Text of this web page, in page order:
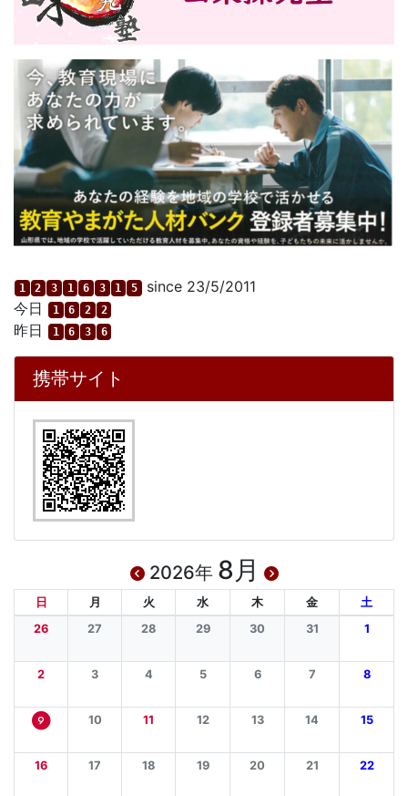
1 2 3 1 6 3 1 5 since 23/5/2011
今日
1 6 2 2
昨日 1 6 3 6
携帯サイト
2026年 8月
日 月 火 水 木 金
土
26
27 28 29 30 31 1
2 3 4 5 6 7 8
9 10 11 12 13 14 15
16 17 18 19 20 21 22